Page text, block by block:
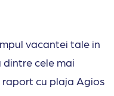
vacantei tale in
dintre cele mai
cu plaja Agios